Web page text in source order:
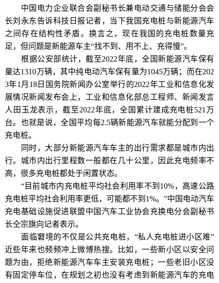
中国电力企业联合会副秘书长兼电动交通与储能分会会
长刘永东告诉科技日报记者，当下我国充电桩与新能源汽车
之间存在结构性矛盾。换言之，现在我国的充电桩数量充
足，但问题是新能源车主“找不到、用不上、充得慢”。
根据公安部统计，截至2022年底，全国新能源汽车保有
量达1310万辆，其中纯电动汽车保有量为1045万辆；而在202
3年1月18日国务院新闻办公室举行的2022年工业和信息化发
展情况新闻发布会上，工业和信息化部总工程师、新闻发言
人田玉龙表示，截至2022年底，全国累计建成充电桩521万
台。也就是说，全国平均每2.5辆新能源汽车就能分配到一个
充电桩。
同时，大部分新能源汽车车主的出行需求都是城市内出
行。城市内出行里程数一般都在几十公里，因此充电频率不
高，很多充电桩都处于闲置状态。
“目前城市内充电桩平均社会利用率不到10%，高速公路
充电桩平均社会利用率更低，可能都不到1%。”中国电动汽车
充电基础设施促进联盟中国汽车工业协会充换电分会副秘书
长仝宗旗向记者表示。
面临窘境的不仅是公共充电桩，“私人充电桩进小区难”
近些年来也频频冲上微博热搜。比如，一些新小区以安全问
题为由，拒绝新能源汽车车主安装充电桩；一些老旧小区没
有固定停车位，在规划之初也没有考虑到新能源汽车的充电